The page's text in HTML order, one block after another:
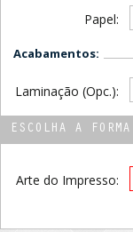
Papel:
Acabamentos:
Laminação (Opc.):
ESCOLHA A
Arte do Impresso: